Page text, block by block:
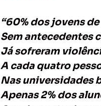
“60% dos jovens
Sem antecedentes
Já sofreram
A cada quatro
Nas universidades
Apenas 2% dos